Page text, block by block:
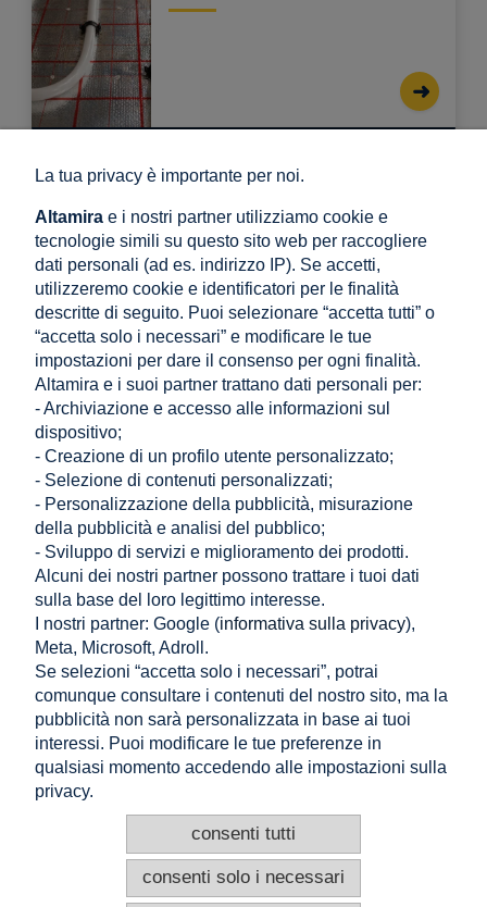
Oltre 3 000 prodotti a magazzino
Spedizione rapida
Corriere, pallet, sovradimensionato
Prodotti di qualità
Produttori verificati
Supporto di specialisti
NEGOZIO
AIUTO
IL MIO CONTO
INFORMAZIONE
CONTATTO
Altamira Sp. z o. o.
+48 725 777 559
info@e-altamira.it
Servizio clienti: Lun–Ven 8:00–16:00
La tua privacy è importante per noi.
Altamira e i nostri partner utilizziamo cookie e
tecnologie simili su questo sito web per raccogliere
dati personali (ad es. indirizzo IP). Se accetti,
utilizzeremo cookie e identificatori per le finalità
descritte di seguito. Puoi selezionare “accetta tutti” o
“accetta solo i necessari” e modificare le tue
impostazioni per dare il consenso per ogni finalità.
Altamira e i suoi partner trattano dati personali per:
- Archiviazione e accesso alle informazioni sul
dispositivo;
- Creazione di un profilo utente personalizzato;
- Selezione di contenuti personalizzati;
- Personalizzazione della pubblicità, misurazione
della pubblicità e analisi del pubblico;
- Sviluppo di servizi e miglioramento dei prodotti.
Alcuni dei nostri partner possono trattare i tuoi dati
sulla base del loro legittimo interesse.
I nostri partner: Google (informativa sulla privacy),
Meta, Microsoft, Adroll.
Se selezioni “accetta solo i necessari”, potrai
comunque consultare i contenuti del nostro sito, ma la
pubblicità non sarà personalizzata in base ai tuoi
interessi. Puoi modificare le tue preferenze in
qualsiasi momento accedendo alle impostazioni sulla
privacy.
consenti solo i necessari
consenti tutti